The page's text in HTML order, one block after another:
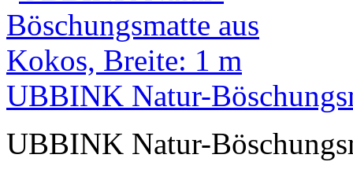
UBBINK Natur-
UBBINK Natur-